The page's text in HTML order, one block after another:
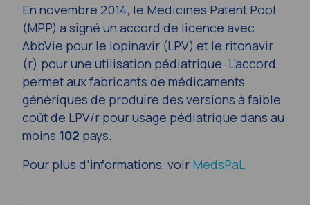
En novembre 2014, le Medicines Patent Pool
(MPP) a signé un accord de licence avec
AbbVie pour le lopinavir (LPV) et le ritonavir
(r) pour une utilisation pédiatrique. L’accord
permet aux fabricants de médicaments
génériques de produire des versions à faible
coût de LPV/r pour usage pédiatrique dans au
moins 102 pays.
Pour plus d’informations, voir MedsPaL